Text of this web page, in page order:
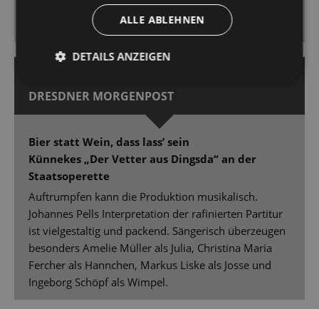
Revue – in schillernder Farbigkeit mit Glanz und
Glamour und auch mit witzigen Einfällen.
DRESDNER MORGENPOST
Bier statt Wein, dass lass’ sein
Künnekes „Der Vetter aus Dingsda“ an der
Staatsoperette
Auftrumpfen kann die Produktion musikalisch.
Johannes Pells Interpretation der rafinierten Partitur
ist vielgestaltig und packend. Sängerisch überzeugen
besonders Amelie Müller als Julia, Christina Maria
Fercher als Hannchen, Markus Liske als Josse und
Ingeborg Schöpf als Wimpel.
ALLE ABLEHNEN
DETAILS ANZEIGEN